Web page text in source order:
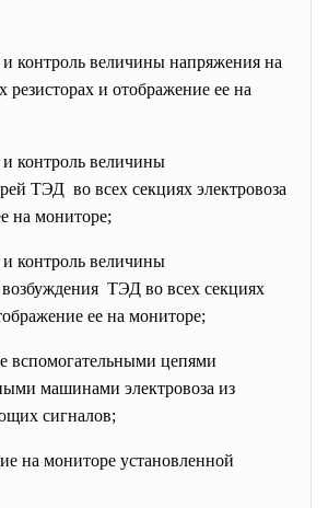
контроль величины напряжения на
резисторах и отображение ее на
контроль величины
ТЭД во всех секциях электровоза
на мониторе;
контроль величины
возбуждения ТЭД во всех секциях
ее на мониторе;
вспомогательными цепями
машинами электровоза из
сигналов;
на мониторе установленной